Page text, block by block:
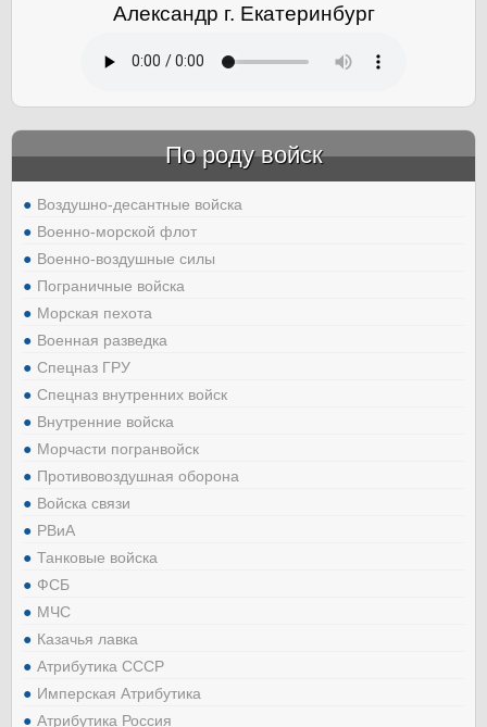
Александр г. Екатеринбург
По роду войск
Воздушно-десантные войска
Военно-морской флот
Военно-воздушные силы
Пограничные войска
Морская пехота
Военная разведка
Спецназ ГРУ
Спецназ внутренних войск
Внутренние войска
Морчасти погранвойск
Противовоздушная оборона
Войска связи
РВиА
Танковые войска
ФСБ
МЧС
Казачья лавка
Атрибутика СССР
Имперская Атрибутика
Атрибутика Россия